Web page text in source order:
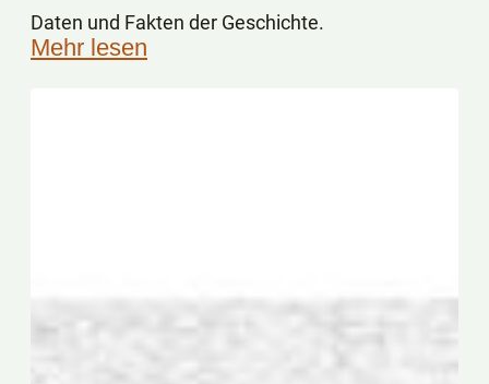
Daten und Fakten der Geschichte.
Mehr lesen